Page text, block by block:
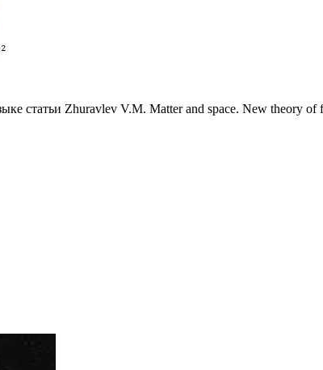
статьи Zhuravlev V.M. Matter and space. New theory